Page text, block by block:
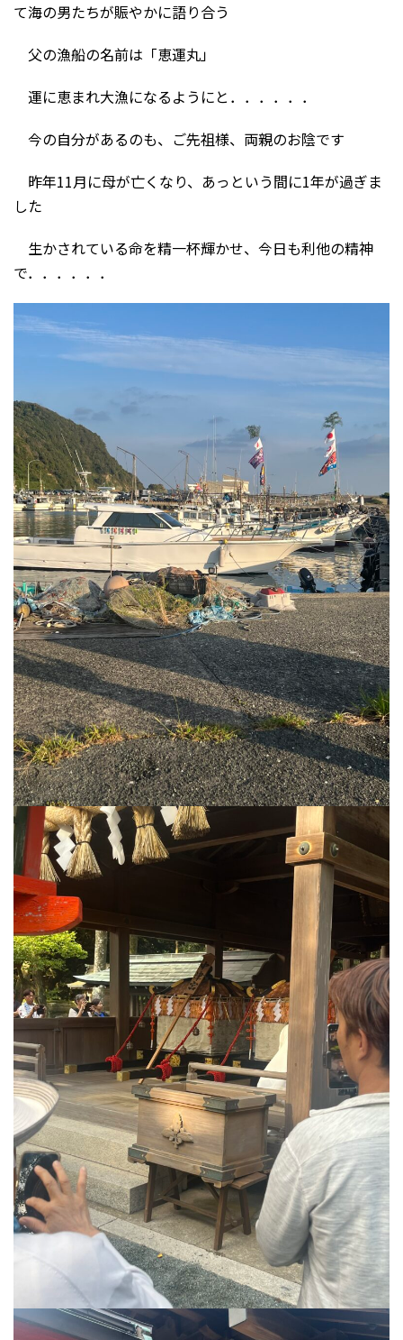
て海の男たちが賑やかに語り合う
父の漁船の名前は「恵運丸」
運に恵まれ大漁になるようにと．．．．．．
今の自分があるのも、ご先祖様、両親のお陰です
昨年11月に母が亡くなり、あっという間に1年が過ぎま
した
生かされている命を精一杯輝かせ、今日も利他の精神
で．．．．．．